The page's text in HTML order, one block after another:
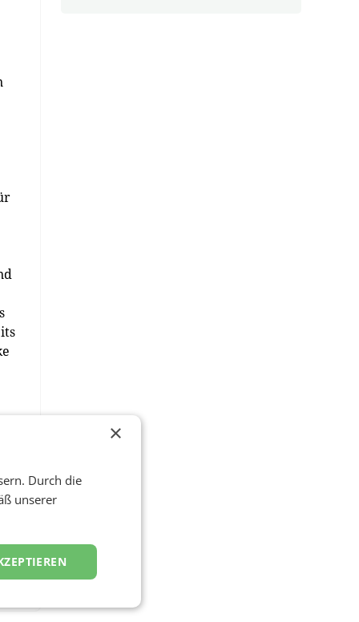
×
Durch die
unserer